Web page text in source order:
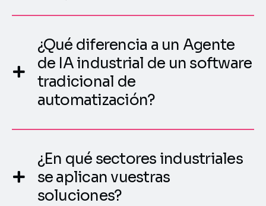
¿Qué diferencia a un Agente
de IA industrial de un software
tradicional de
automatización?
¿En qué sectores industriales
se aplican vuestras
soluciones?